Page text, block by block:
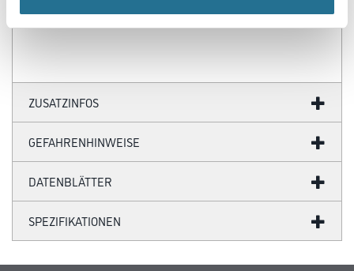
- Gute Schallabsorptionseigenschaften
ZUSATZINFOS
GEFAHRENHINWEISE
DATENBLÄTTER
SPEZIFIKATIONEN